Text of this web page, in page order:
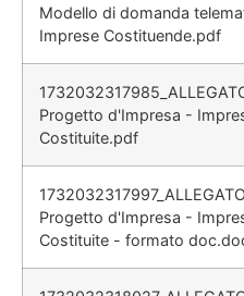
Modello di domanda
Imprese Costituende.pdf
Progetto d'Impresa -
Costituite.pdf
Progetto d'Impresa -
Costituite - formato